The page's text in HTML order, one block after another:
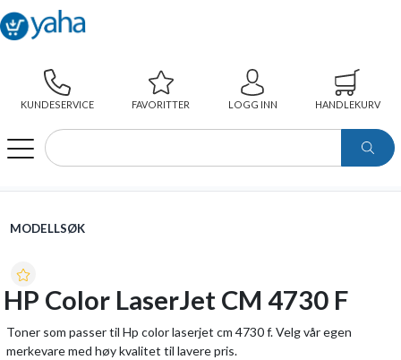
KUNDESERVICE FAVORITTER LOGG INN HANDLEKURV
WEBSHOP
MODELLSØK
HP Color LaserJet CM 4730 F
Toner som passer til Hp color laserjet cm 4730 f. Velg vår egen
merkevare med høy kvalitet til lavere pris.